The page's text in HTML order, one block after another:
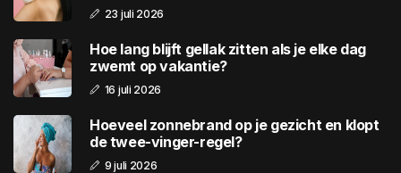
23 juli 2026
Hoe lang blijft gellak zitten als je elke dag
zwemt op vakantie?
16 juli 2026
Hoeveel zonnebrand op je gezicht en klopt
de twee-vinger-regel?
9 juli 2026